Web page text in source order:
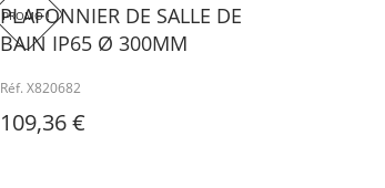
PROMO !
PLAFONNIER DE SALLE DE
BAIN IP65 Ø 300MM
Réf. X820682
109,36 €